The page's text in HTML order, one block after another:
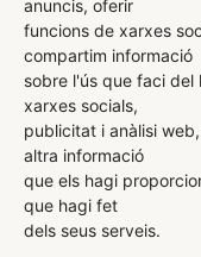
anuncis, oferir
funcions de xarxes
compartim informació
sobre l'ús que faci
xarxes socials,
publicitat i anàlisi
altra informació
que els hagi
que hagi fet
dels seus serveis.
AVÍS LEGAL
POLÍTICA DE COOKIES
POLÍTICA DE
ORGANITZA: